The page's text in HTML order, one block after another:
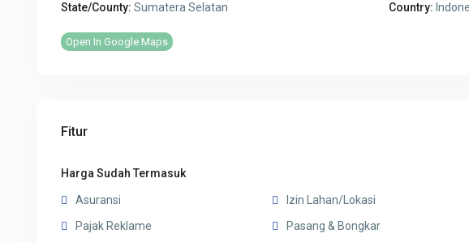
State/County: Sumatera Selatan Country:
Open In Google Maps
Fitur
Harga Sudah Termasuk
Asuransi Izin Lahan/Lokasi
Pajak Reklame
Pasang & Bongkar